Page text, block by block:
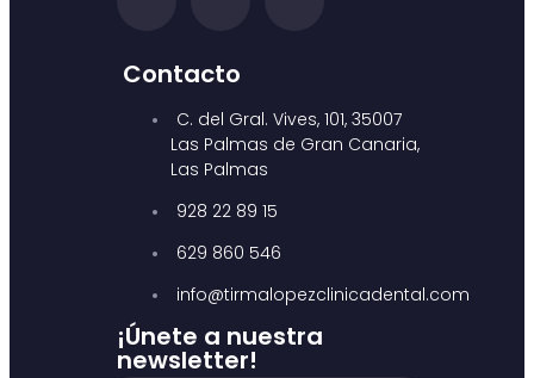
Contacto
C. del Gral. Vives, 101, 35007
Las Palmas de Gran Canaria,
Las Palmas
928 22 89 15
629 860 546
info@tirmalopezclinicadental.com
¡Únete a nuestra
newsletter!